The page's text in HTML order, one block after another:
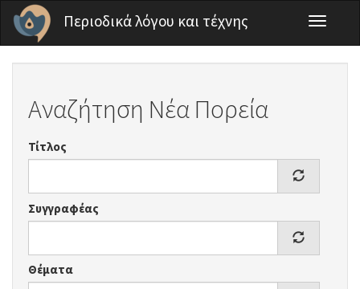
Παράκαμψη προς το κυρίως περιεχόμενο
Περιοδικά λόγου και τέχνης
Toggle
Αναζήτηση Νέα Πορεία
Τίτλος
Συγγραφέας
Θέματα